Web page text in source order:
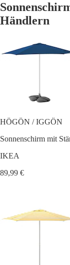
Händlern
HÖGÖN / IGGÖN
Sonnenschirm mit
IKEA
89,99 €